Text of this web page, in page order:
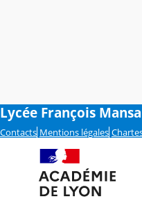
Lycée François
Contacts Mentions légales